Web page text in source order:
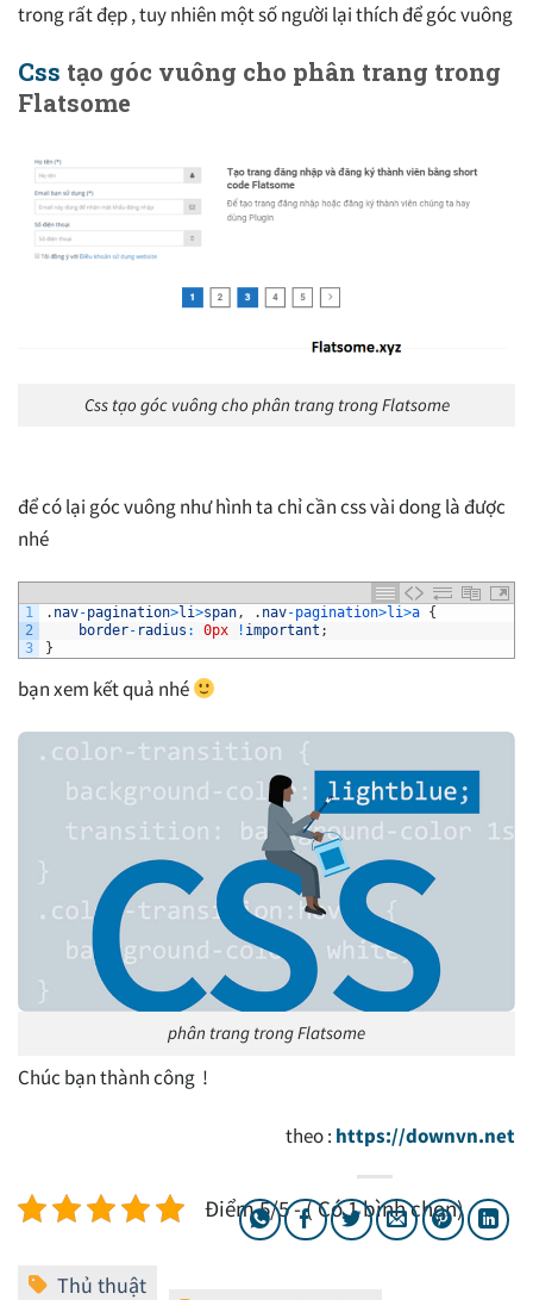
trong rất đẹp , tuy nhiên một số người lại thích để góc vuông
Css tạo góc vuông cho phân trang trong
Flatsome
Css tạo góc vuông cho phân trang trong Flatsome
để có lại góc vuông như hình ta chỉ cần css vài dong là được
nhé
1
2
3
. nav-pagination>li>span, . nav-pagination>li>a {
border- radius : 0px ! important ;
}
bạn xem kết quả nhé
phân trang trong Flatsome
Chúc bạn thành công !
theo : https://downvn.net
Điểm 5/5 - ( Có 1 bình chọn)